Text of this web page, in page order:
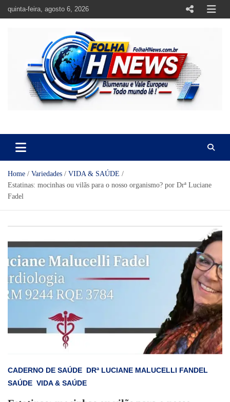
quinta-feira, agosto 6, 2026
Home Variedades
VIDA & SAÚDE
Estatinas: mocinhas ou vilãs para o nosso organismo? por Drª Luciane
Fadel
CADERNO DE SAÚDE DRª LUCIANE MALUCELLI FANDEL
SAÚDE VIDA & SAÚDE